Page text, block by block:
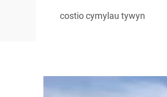
costio cymylau tywyn